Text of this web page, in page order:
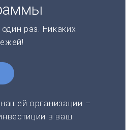
раз. Никаких
организации –
в ваш